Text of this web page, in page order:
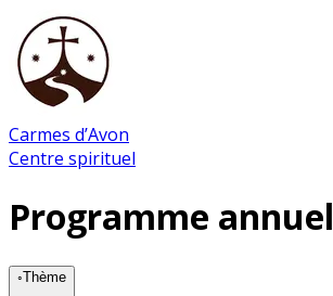
Carmes d’Avon
Centre spirituel
Programme annuel
◦Thème